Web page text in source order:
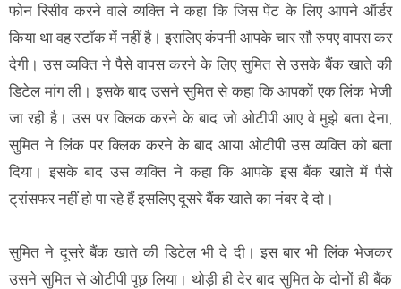
फाेन रिसीव करने वाले व्यक्ति ने कहा कि जिस पेंट के लिए आपने ऑर्डर
किया था वह स्टॉक में नहीं है। इसलिए कंपनी आपके चार सौ रुपए वापस कर
देगी। उस व्यक्ति ने पैसे वापस करने के लिए सुमित से उसके बैंक खाते की
डिटेल मांग ली। इसके बाद उसने सुमित से कहा कि आपकाें एक लिंक भेजी
जा रही है। उस पर क्लिक करने के बाद जो ओटीपी आए वे मुझे बता देना,
सुमित ने लिंक पर क्लिक करने के बाद आया ओटीपी उस व्यक्ति को बता
दिया। इसके बाद उस व्यक्ति ने कहा कि आपके इस बैंक खाते में पैसे
ट्रांसफर नहीं हो पा रहे हैं इसलिए दूसरे बैंक खाते का नंबर दे दो।
सुमित ने दूसरे बैंक खाते की डिटेल भी दे दी। इस बार भी लिंक भेजकर
उसने सुमित से ओटीपी पूछ लिया। थोड़ी ही देर बाद सुमित के दोनों ही बैंक